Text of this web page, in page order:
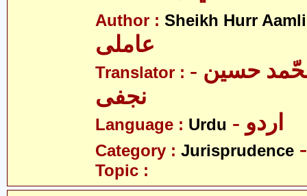
Author : Sheikh Hurr Aamli
عاملی
Translator : - آیت اللہ محّمد حسین
نجفی
Language : Urdu - اردو
Category : Jurisprudence
Topic :